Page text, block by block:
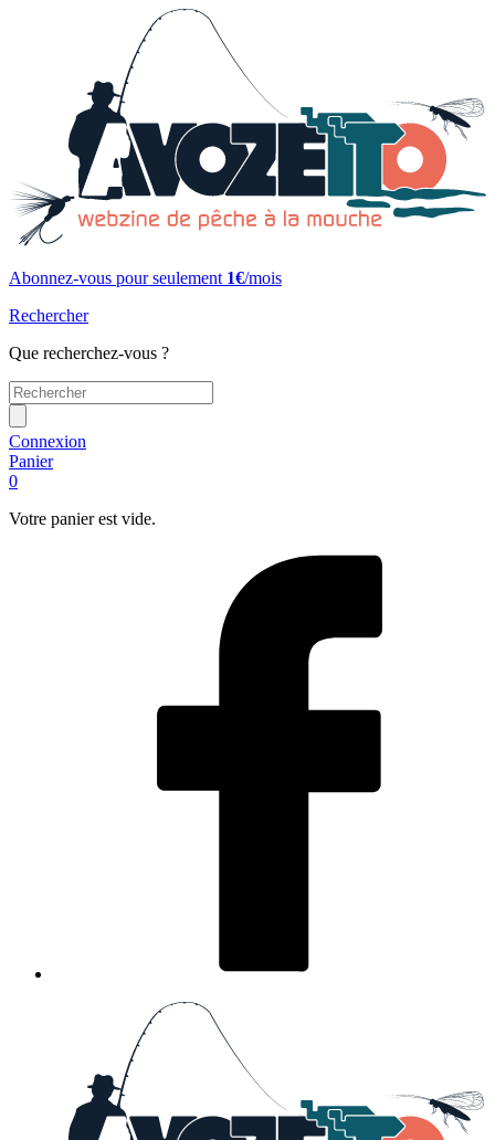
Abonnez-vous pour seulement 1€/mois
Rechercher
Que recherchez-vous ?
Connexion
Panier
0
Votre panier est vide.